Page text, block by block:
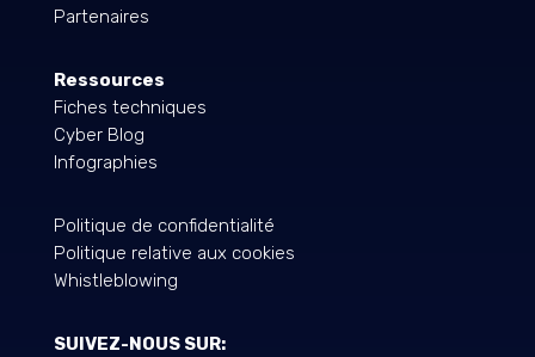
Partenaires
Ressources
Fiches techniques
Cyber Blog
Infographies
Politique de confidentialité
Politique relative aux cookies
Whistleblowing
SUIVEZ-NOUS SUR: